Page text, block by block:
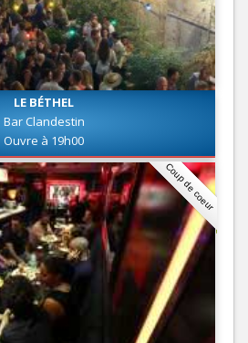
LE BÉTHEL
Bar Clandestin
Ouvre à 19h00
Coup de coeur